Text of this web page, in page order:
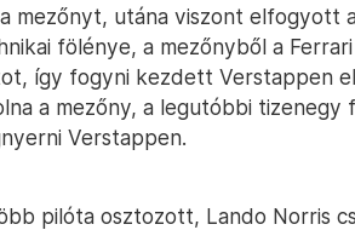
mezőnyt, utána viszont elfogyott
fölénye, a mezőnyből a Ferrari
így fogyni kezdett Verstappen
a mezőny, a legutóbbi tizenegy
Verstappen.
pilóta osztozott, Lando Norris